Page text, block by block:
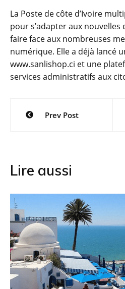
La Poste de côte d’Ivoire
pour s’adapter aux
faire face aux nombreuses
numérique. Elle a déjà lancé
www.sanlishop.ci et une
services administratifs aux
Navigation
Prev Post
Lire aussi